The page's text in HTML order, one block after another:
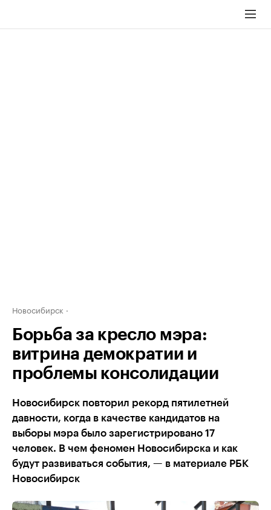
Новосибирск
Борьба за кресло мэра:
витрина демократии и
проблемы консолидации
Новосибирск повторил рекорд пятилетней
давности, когда в качестве кандидатов на
выборы мэра было зарегистрировано 17
человек. В чем феномен Новосибирска и как
будут развиваться события, — в материале РБК
Новосибирск